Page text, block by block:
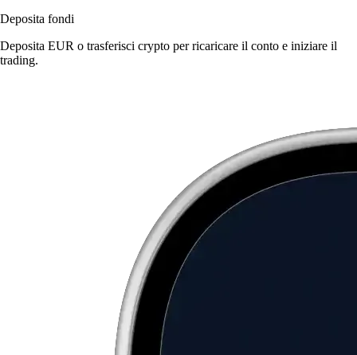
Deposita fondi
Deposita EUR o trasferisci crypto per ricaricare il conto e iniziare il
trading.